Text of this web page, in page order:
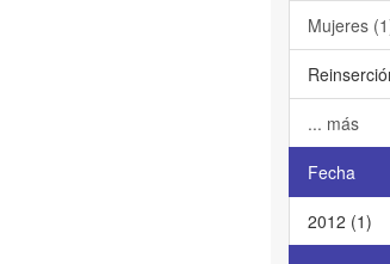
Mujeres
... más
Fecha
2012 (1)